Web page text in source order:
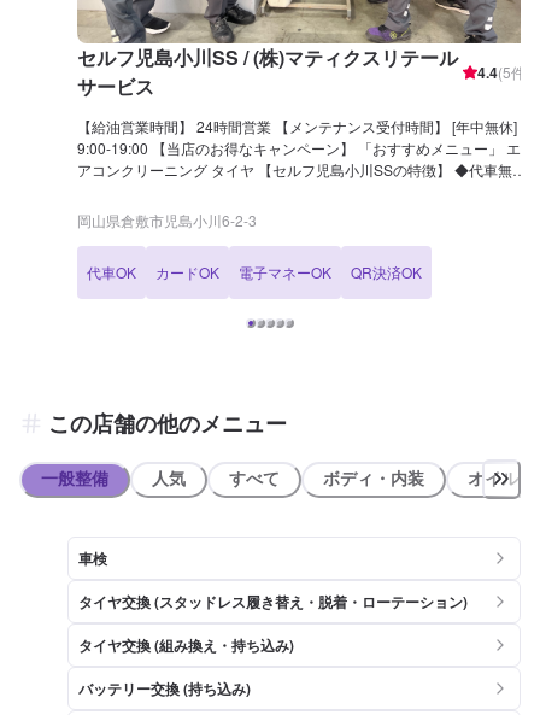
セルフ児島小川SS / (株)マティクスリテール
サービス
4.4(5件)
【給油営業時間】 24時間営業 【メンテナンス受付時間】 [年中無休]
9:00-19:00 【当店のお得なキャンペーン】 「おすすめメニュー」 エ
アコンクリーニング タイヤ 【セルフ児島小川SSの特徴】 ◆代車無料
ください。 【国家資格保持者が在籍】 ◆当SSには2級整備士と3級整
備士が在籍しております。定期的なメンテナンスはもちろん、運転し
児島小川SSは認証資格を持っております】 ◆当店では分解認証を取
得しております。店舗内でエンジンを取り外しての整備や修理が可能
です。エンジンから異音が聞こえる、スムーズに加速しないなど、お
岡山県倉敷市児島小川6-2-3
代車OK カードOK 電子マネーOK QR決済OK
この店舗の他のメニュー
一般整備 人気 すべて ボディ・内装 オイル類
車検
タイヤ交換 (スタッドレス履き替え・脱着・ローテーション)
タイヤ交換 (組み換え・持ち込み)
バッテリー交換 (持ち込み)